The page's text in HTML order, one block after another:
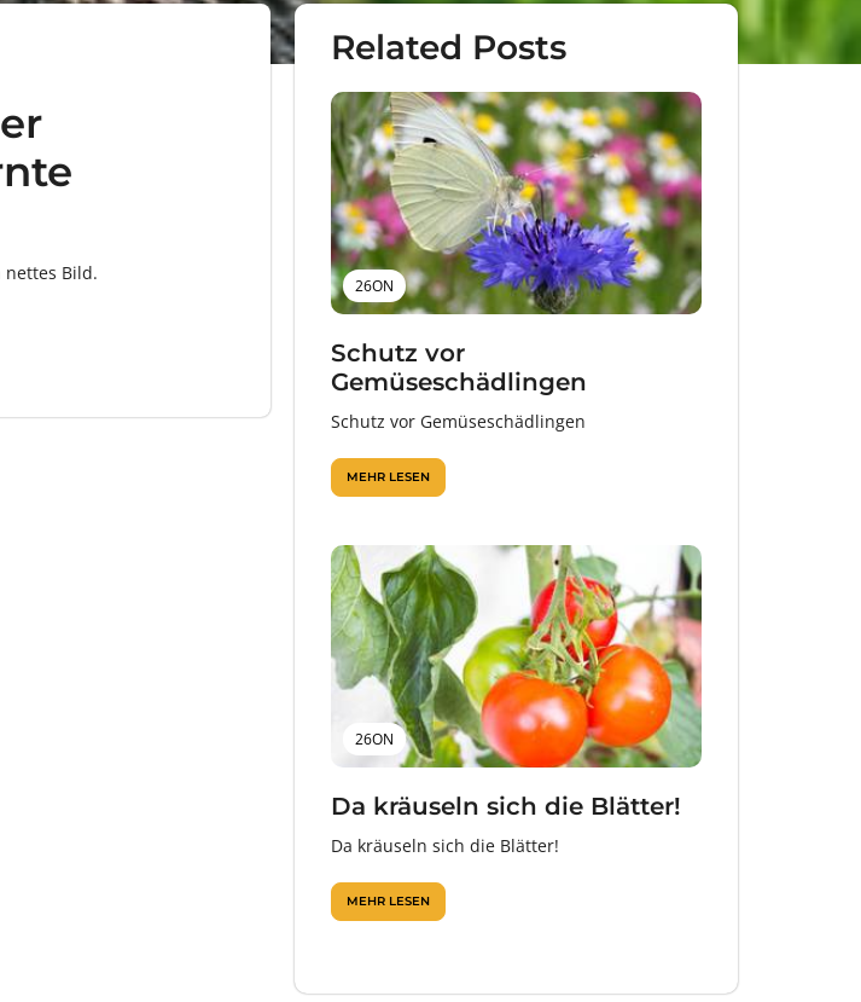
Bild.
Related Posts
26ON
Schutz vor
Gemüseschädlingen
Schutz vor Gemüseschädlingen
MEHR LESEN
26ON
Da kräuseln sich die Blätter!
Da kräuseln sich die Blätter!
MEHR LESEN